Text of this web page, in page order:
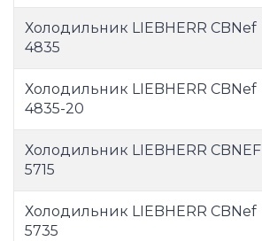
Холодильник LIEBHERR CBNef
4835
Холодильник LIEBHERR CBNef
4835-20
Холодильник LIEBHERR CBNEF
5715
Холодильник LIEBHERR CBNef
5735